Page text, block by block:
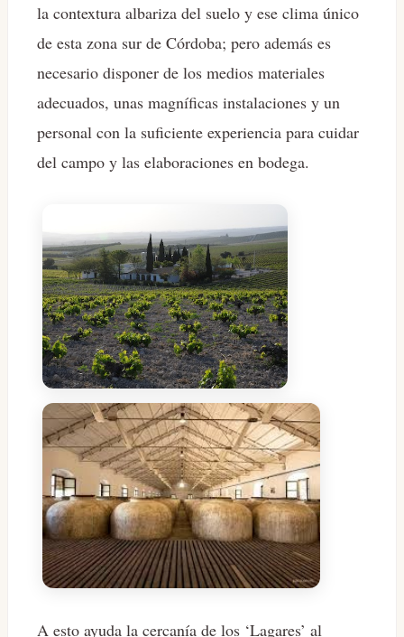
la contextura albariza del suelo y ese clima único
de esta zona sur de Córdoba; pero además es
necesario disponer de los medios materiales
adecuados, unas magníficas instalaciones y un
personal con la suficiente experiencia para cuidar
del campo y las elaboraciones en bodega.
A esto ayuda la cercanía de los ‘Lagares’ al